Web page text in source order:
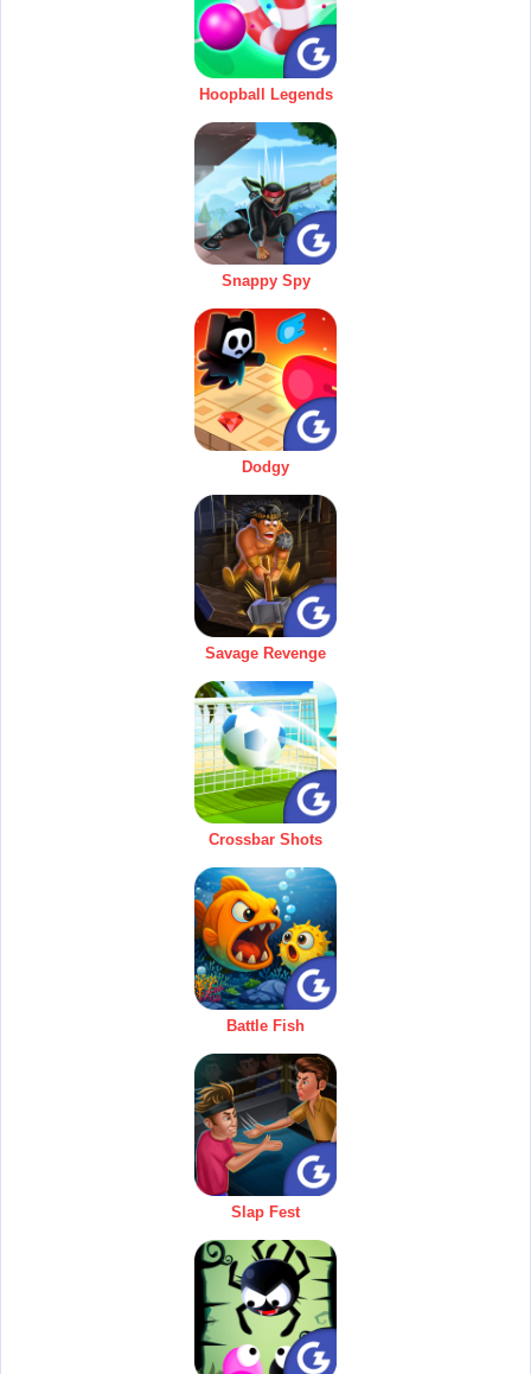
Hoopball Legends
Snappy Spy
Dodgy
Savage Revenge
Crossbar Shots
Battle Fish
Slap Fest